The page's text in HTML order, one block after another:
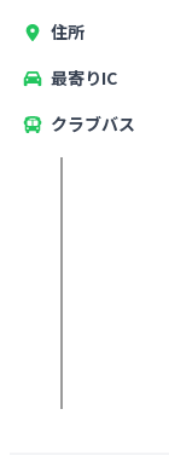
住所
最寄りIC
クラブバス